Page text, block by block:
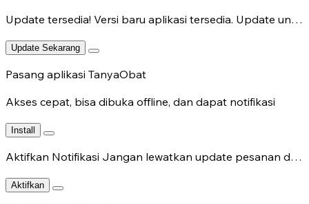
Update tersedia! Versi baru aplikasi tersedia. Update untuk fitur terbaru.
Update Sekarang
Pasang aplikasi TanyaObat
Akses cepat, bisa dibuka offline, dan dapat notifikasi
Install
Aktifkan Notifikasi Jangan lewatkan update pesanan dan chat dokter.
Aktifkan